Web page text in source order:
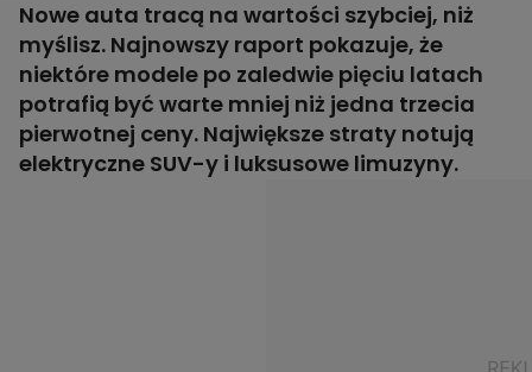
Nowe auta tracą na wartości szybciej, niż
myślisz. Najnowszy raport pokazuje, że
niektóre modele po zaledwie pięciu latach
potrafią być warte mniej niż jedna trzecia
pierwotnej ceny. Największe straty notują
elektryczne SUV-y i luksusowe limuzyny.